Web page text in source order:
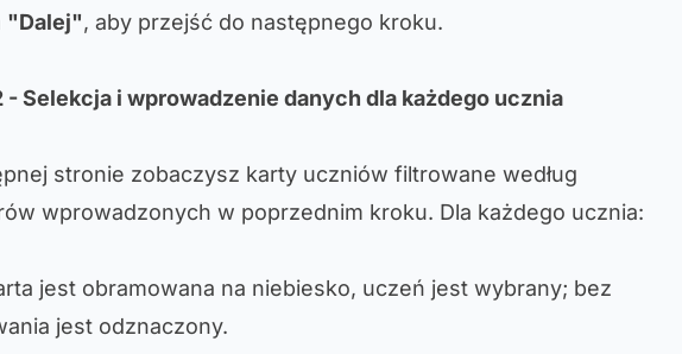
"Dalej", aby przejść do następnego kroku.
- Selekcja i wprowadzenie danych dla każdego ucznia
stronie zobaczysz karty uczniów filtrowane według
wprowadzonych w poprzednim kroku. Dla każdego ucznia:
jest obramowana na niebiesko, uczeń jest wybrany; bez
jest odznaczony.